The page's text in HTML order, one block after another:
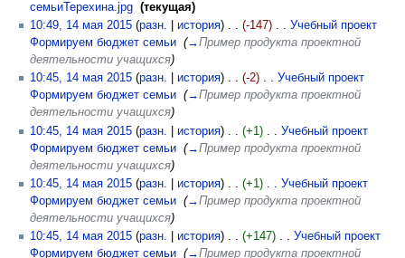
семьиТерехина.jpg (текущая)
10:49, 14 мая 2015 (разн. история) (-147)
Учебный проект
Формируем бюджет семьи (→Пример продукта проектной
деятельности учащихся)
10:45, 14 мая 2015 (разн. история) (-2)
Учебный проект
Формируем бюджет семьи (→Пример продукта проектной
деятельности учащихся)
10:45, 14 мая 2015 (разн. история) (+1)
Учебный проект
Формируем бюджет семьи (→Пример продукта проектной
деятельности учащихся)
10:45, 14 мая 2015 (разн. история) (+1)
Учебный проект
Формируем бюджет семьи (→Пример продукта проектной
деятельности учащихся)
10:45, 14 мая 2015 (разн. история) (+147)
Учебный проект
Формируем бюджет семьи (→Пример продукта проектной